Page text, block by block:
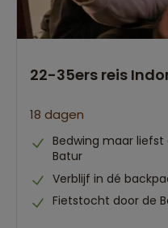
22-35ers reis
18 dagen
Bedwing maar liefst
Batur
Verblijf in dé
Fietstocht door de